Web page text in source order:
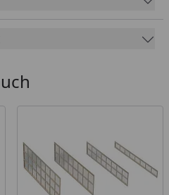
Aufbau
vor Infrarotstrahlung)
Schutz / 37 % Schutz vor
(Stütze: 160 x 100